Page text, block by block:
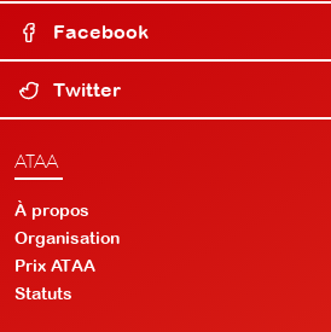
Facebook
Twitter
ATAA
À propos
Organisation
Prix ATAA
Statuts